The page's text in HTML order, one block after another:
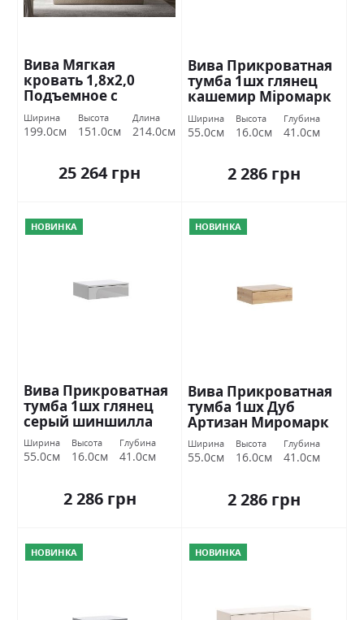
Вива Мягкая
кровать 1,8х2,0
Подъемное с
каркасом Міромарк
Ширина
199.0см
Высота
151.0см
Длина
214.0см
25 264 грн
Вива Прикроватная
тумба 1шх глянец
кашемир Міромарк
Ширина
55.0см
Высота
16.0см
Глубина
41.0см
2 286 грн
НОВИНКА
Вива Прикроватная
тумба 1шх глянец
серый шиншилла
Міромарк
Ширина
55.0см
Высота
16.0см
Глубина
41.0см
2 286 грн
НОВИНКА
Вива Прикроватная
тумба 1шх Дуб
Артизан Миромарк
Ширина
55.0см
Высота
16.0см
Глубина
41.0см
2 286 грн
НОВИНКА НОВИНКА